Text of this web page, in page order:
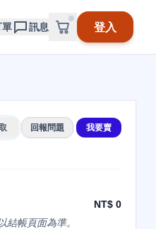
單 訊息 登入
回報問題 我要賣
NT$ 0
結帳頁面為準。